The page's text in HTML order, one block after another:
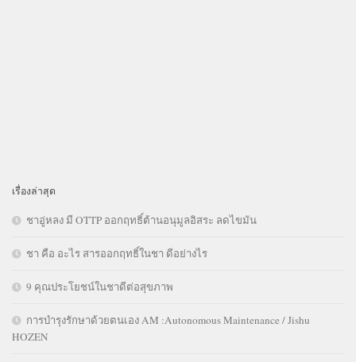
เรื่องล่าสุด
ชาอู่หลง มี OTTP ออกฤทธิ์ต้านอนุมูลอิสระ ลดไขมัน
ชา คือ อะไร สารออกฤทธิ์ในชา ดีอย่างไร
9 คุณประโยชน์ในชาดีต่อสุขภาพ
การบำรุงรักษาด้วยตนเอง AM :Autonomous Maintenance / Jishu
HOZEN